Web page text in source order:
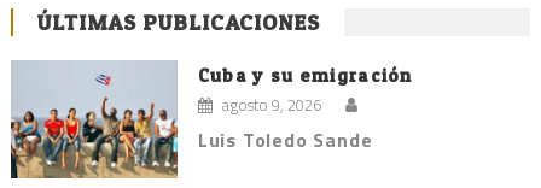
ÚLTIMAS PUBLICACIONES
Cuba y su emigración
agosto 9, 2026
Luis Toledo Sande